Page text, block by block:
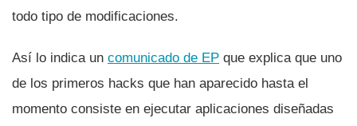
todo tipo de modificaciones.
Así­ lo indica un comunicado de EP que explica que uno
de los primeros hacks que han aparecido hasta el
momento consiste en ejecutar aplicaciones diseñadas